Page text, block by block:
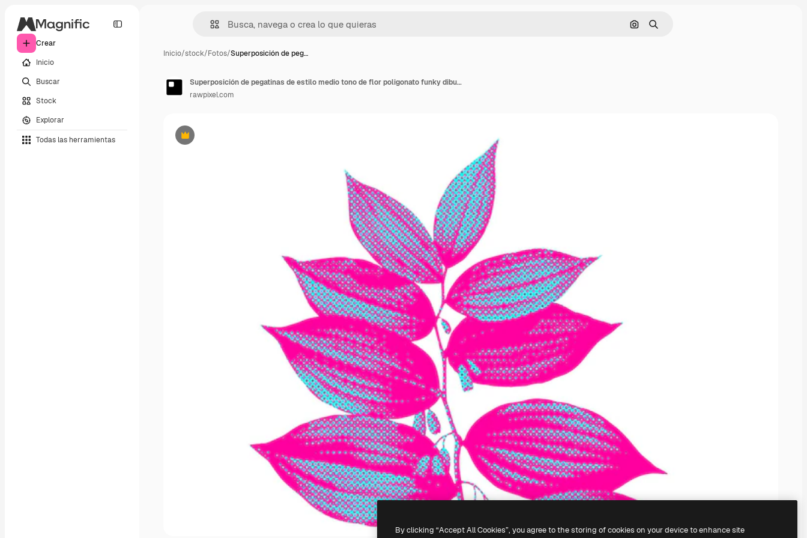
Crear
Inicio
Buscar
Stock
Explorar
Todas las herramientas
Buscar por imagen
Buscar
Inicio/stock/Fotos/Superposición de peg…
Premium
Superposición de pegatinas de estilo medio tono de flor poligonato funky dibujada a mano con un borde blanco
rawpixel.com
By clicking “Accept All Cookies”, you agree to the storing of cookies on your device to enhance site